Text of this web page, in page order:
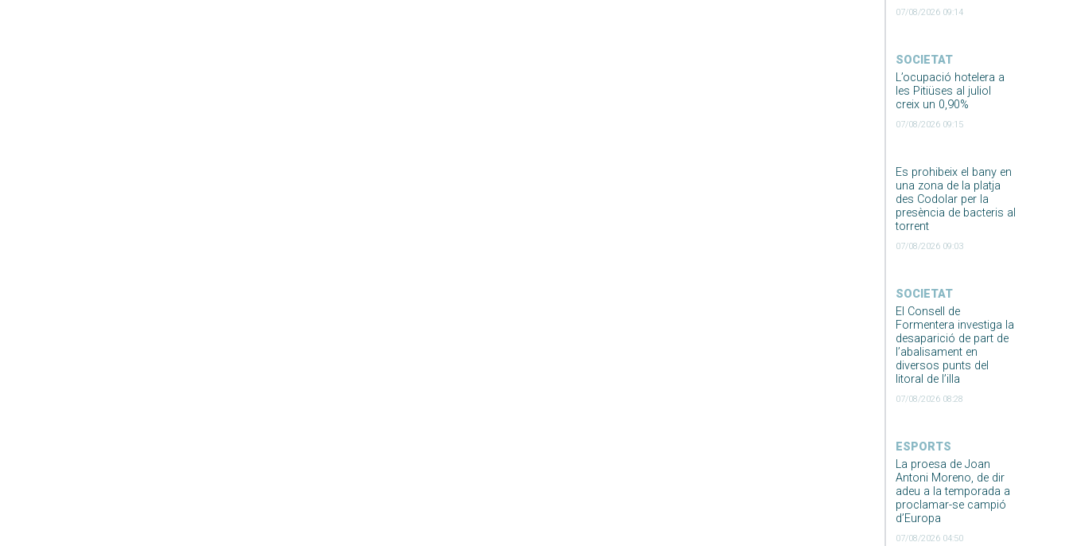
07/08/2026 09:14
SOCIETAT
L’ocupació hotelera a
les Pitiüses al juliol
creix un 0,90%
07/08/2026 09:15
Es prohibeix el bany en
una zona de la platja
des Codolar per la
presència de bacteris al
torrent
07/08/2026 09:03
SOCIETAT
El Consell de
Formentera investiga la
desaparició de part de
l’abalisament en
diversos punts del
litoral de l’illa
07/08/2026 08:28
ESPORTS
La proesa de Joan
Antoni Moreno, de dir
adeu a la temporada a
proclamar-se campió
d’Europa
07/08/2026 04:50